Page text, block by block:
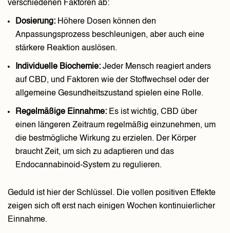
verschiedenen Faktoren ab:
Dosierung: Höhere Dosen können den
Anpassungsprozess beschleunigen, aber auch eine
stärkere Reaktion auslösen.
Individuelle Biochemie: Jeder Mensch reagiert anders
auf CBD, und Faktoren wie der Stoffwechsel oder der
allgemeine Gesundheitszustand spielen eine Rolle.
Regelmäßige Einnahme: Es ist wichtig, CBD über
einen längeren Zeitraum regelmäßig einzunehmen, um
die bestmögliche Wirkung zu erzielen. Der Körper
braucht Zeit, um sich zu adaptieren und das
Endocannabinoid-System zu regulieren.
Geduld ist hier der Schlüssel. Die vollen positiven Effekte
zeigen sich oft erst nach einigen Wochen kontinuierlicher
Einnahme.